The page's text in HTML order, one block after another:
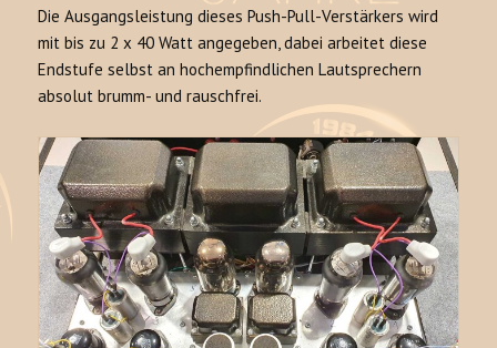
Die Ausgangsleistung dieses Push-Pull-Verstärkers wird
mit bis zu 2 x 40 Watt angegeben, dabei arbeitet diese
Endstufe selbst an hochempfindlichen Lautsprechern
absolut brumm- und rauschfrei.